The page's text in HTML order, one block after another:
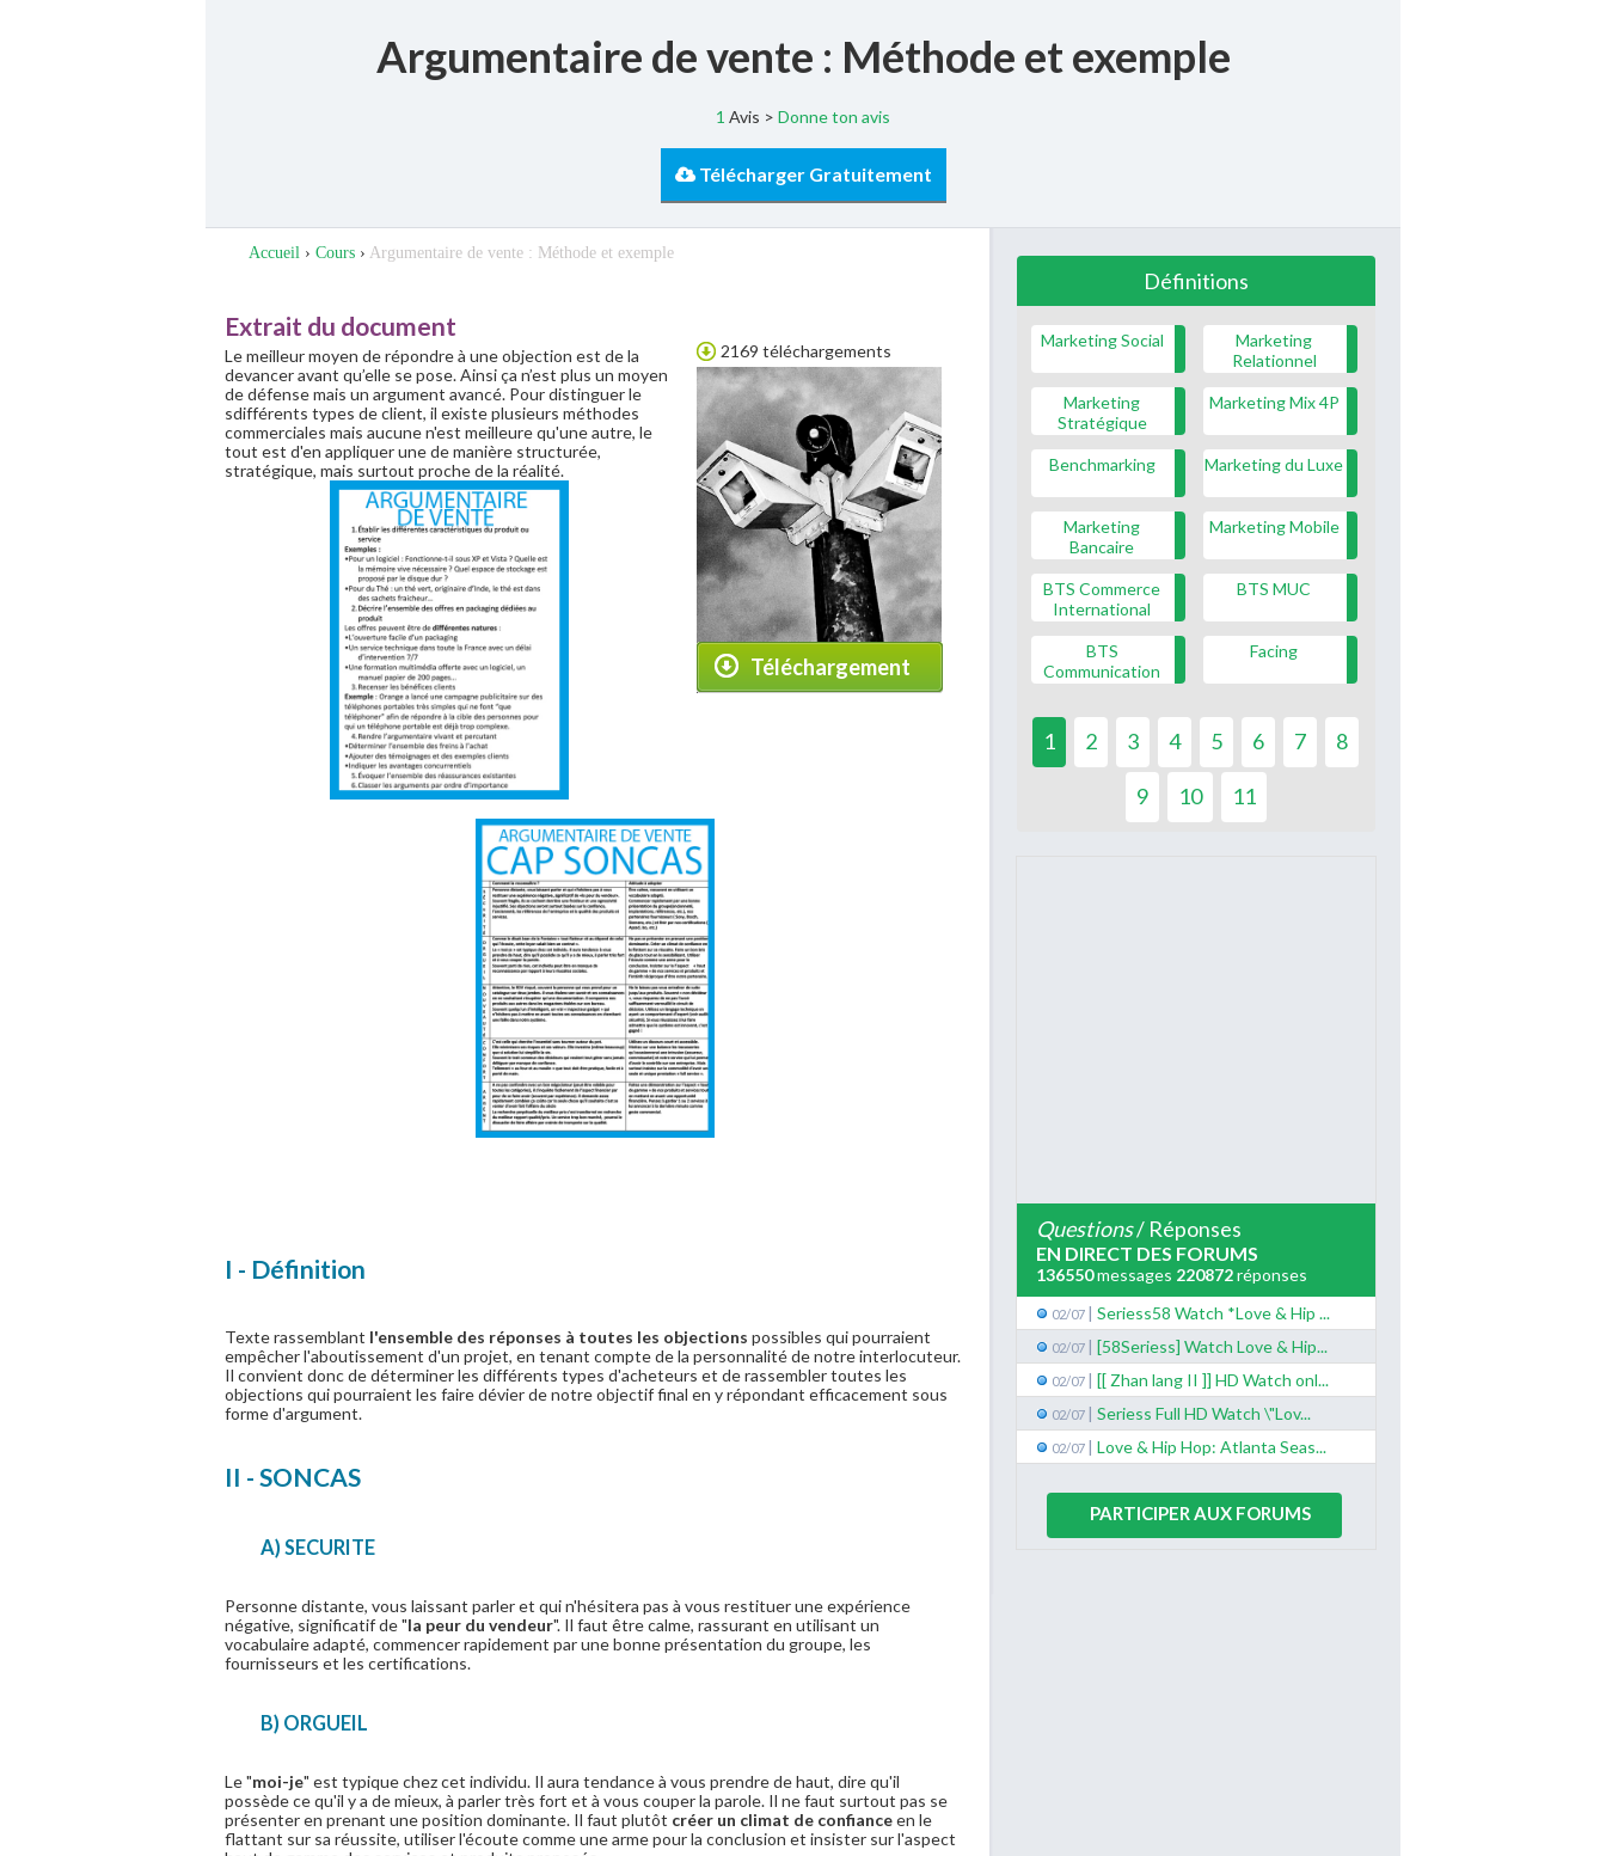
Argumentaire de vente : Méthode et exemple
1 Avis > Donne ton avis
Télécharger Gratuitement
Accueil › Cours › Argumentaire de vente : Méthode et exemple
Téléchargement
2169 téléchargements
Extrait du document
Le meilleur moyen de répondre à une objection est de la
devancer avant qu’elle se pose. Ainsi ça n’est plus un moyen
de défense mais un argument avancé. Pour distinguer le
sdifférents types de client, il existe plusieurs méthodes
commerciales mais aucune n'est meilleure qu'une autre, le
tout est d'en appliquer une de manière structurée,
stratégique, mais surtout proche de la réalité.
I - Définition
Texte rassemblant l'ensemble des réponses à toutes les objections possibles qui pourraient
empêcher l'aboutissement d'un projet, en tenant compte de la personnalité de notre interlocuteur.
Il convient donc de déterminer les différents types d'acheteurs et de rassembler toutes les
objections qui pourraient les faire dévier de notre objectif final en y répondant efficacement sous
forme d'argument.
II - SONCAS
A) SECURITE
Personne distante, vous laissant parler et qui n'hésitera pas à vous restituer une expérience
négative, significatif de "la peur du vendeur". Il faut être calme, rassurant en utilisant un
vocabulaire adapté, commencer rapidement par une bonne présentation du groupe, les
fournisseurs et les certifications.
B) ORGUEIL
Le "moi-je" est typique chez cet individu. Il aura tendance à vous prendre de haut, dire qu'il
possède ce qu'il y a de mieux, à parler très fort et à vous couper la parole. Il ne faut surtout pas se
présenter en prenant une position dominante. Il faut plutôt créer un climat de confianceen le
flattant sur sa réussite, utiliser l'écoute comme une arme pour la conclusion et insister sur l'aspect
Définitions
Marketing Social
Marketing
Relationnel
Marketing
Stratégique
Marketing Mix 4P
Benchmarking Marketing du Luxe
Marketing
Bancaire
Marketing Mobile
BTS Commerce
International
BTS MUC
BTS
Communication
Facing
1 2 3 4 5 6 7 8
9 10 11
Questions/ Réponses
EN DIRECT DES FORUMS
136550messages 220872réponses
02/07 | Seriess58 Watch *Love & Hip ...
02/07 | [58Seriess] Watch Love & Hip...
02/07 | [[ Zhan lang II ]] HD Watch onl...
02/07 | Seriess Full HD Watch \"Lov...
02/07 | Love & Hip Hop: Atlanta Seas...
PARTICIPER AUX FORUMS